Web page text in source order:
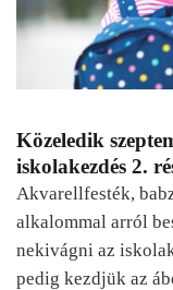
Közeledik
iskolakezdés 2.
Akvarellfesték,
alkalommal arról
nekivágni az
pedig kezdjük az